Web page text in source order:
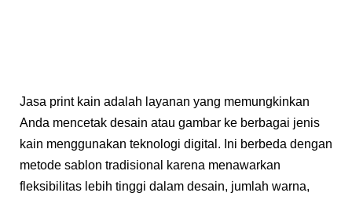
Jasa print kain adalah layanan yang memungkinkan
Anda mencetak desain atau gambar ke berbagai jenis
kain menggunakan teknologi digital. Ini berbeda dengan
metode sablon tradisional karena menawarkan
fleksibilitas lebih tinggi dalam desain, jumlah warna,